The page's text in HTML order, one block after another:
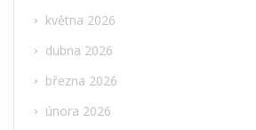
května 2026
dubna 2026
března 2026
února 2026